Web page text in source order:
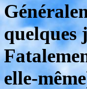
quelques
elle-